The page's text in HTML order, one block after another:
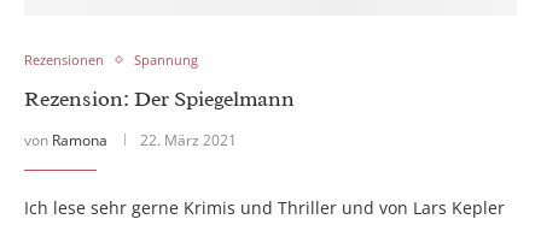
Rezensionen Spannung
Rezension: Der Spiegelmann
von Ramona 22. März 2021
Ich lese sehr gerne Krimis und Thriller und von Lars Kepler